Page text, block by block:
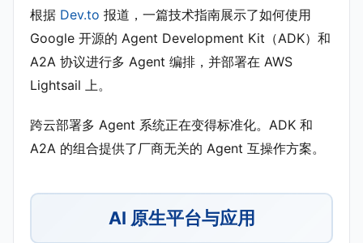
根据 Dev.to 报道，一篇技术指南展示了如何使用
Google 开源的 Agent Development Kit（ADK）和
A2A 协议进行多 Agent 编排，并部署在 AWS
Lightsail 上。
跨云部署多 Agent 系统正在变得标准化。ADK 和
A2A 的组合提供了厂商无关的 Agent 互操作方案。
AI 原生平台与应用